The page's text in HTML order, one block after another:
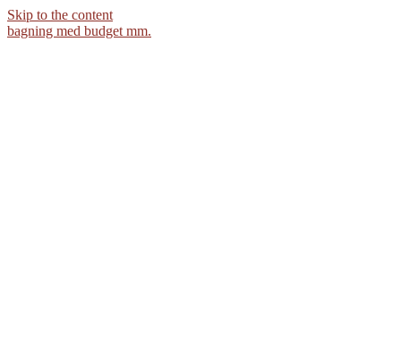
Skip to the content
bagning med budget mm.